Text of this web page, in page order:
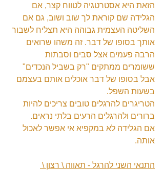
הזאת היא אסטרטגיה לטווח קצר, אם
הגלידה שם קוראת לך שוב ושוב, גם אם
השליטה העצמית גבוהה היא תצליח לשבור
אותך בסופו של דבר. זה משהו שרואים
הרבה פעמים אצל סבים וסבתות
ששומרים ממתקים "רק בשביל הנכדים"
אבל בסופו של דבר אוכלים אותם בעצמם
בשעות השפל.
הטריגרים להרגלים טובים צריכים להיות
ברורים ולהרגלים הרעים בלתי נראים.
אם הגלידה לא במקפיא אי אפשר לאכול
אותה.
התנאי השני להרגל - תאווה \ רצון \